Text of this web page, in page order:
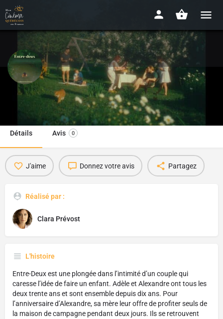
Entre-Deux
2022 - 22min
Détails Avis 0
J'aime Donnez votre avis Partagez
Réalisé par :
Clara Prévost
L'histoire
Entre-Deux est une plongée dans l’intimité d’un couple qui
caresse l’idée de faire un enfant. Adèle et Alexandre ont tous les
deux trente ans et sont ensemble depuis dix ans. Pour
l’anniversaire d’Alexandre, sa mère leur offre de profiter seuls de
la maison de campagne pendant deux jours. Ils se retrouvent